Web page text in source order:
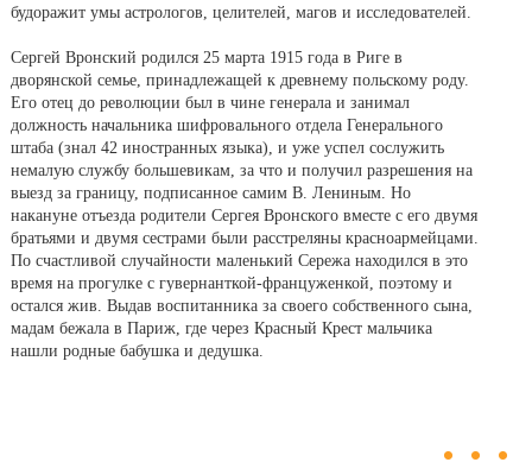
будоражит умы астрологов, целителей, магов и исследователей.
Сергей Вронский родился 25 марта 1915 года в Риге в
дворянской семье, принадлежащей к древнему польскому роду.
Его отец до революции был в чине генерала и занимал
должность начальника шифровального отдела Генерального
штаба (знал 42 иностранных языка), и уже успел сослужить
немалую службу большевикам, за что и получил разрешения на
выезд за границу, подписанное самим В. Лениным. Но
накануне отъезда родители Сергея Вронского вместе с его двумя
братьями и двумя сестрами были расстреляны красноармейцами.
По счастливой случайности маленький Сережа находился в это
время на прогулке с гувернанткой-француженкой, поэтому и
остался жив. Выдав воспитанника за своего собственного сына,
мадам бежала в Париж, где через Красный Крест мальчика
нашли родные бабушка и дедушка.
...